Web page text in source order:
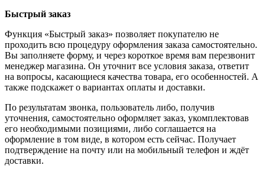
Быстрый заказ
Функция «Быстрый заказ» позволяет покупателю не
проходить всю процедуру оформления заказа самостоятельно.
Вы заполняете форму, и через короткое время вам перезвонит
менеджер магазина. Он уточнит все условия заказа, ответит
на вопросы, касающиеся качества товара, его особенностей. А
также подскажет о вариантах оплаты и доставки.
По результатам звонка, пользователь либо, получив
уточнения, самостоятельно оформляет заказ, укомплектовав
его необходимыми позициями, либо соглашается на
оформление в том виде, в котором есть сейчас. Получает
подтверждение на почту или на мобильный телефон и ждёт
доставки.